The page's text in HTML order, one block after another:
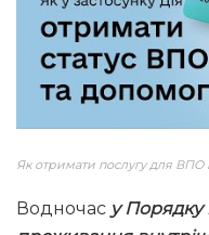
Як отримати послугу для ВПО
Водночас у